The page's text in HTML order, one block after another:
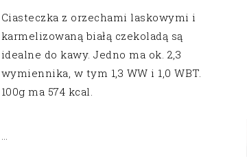
Ciasteczka z orzechami laskowymi i
karmelizowaną białą czekoladą są
idealne do kawy. Jedno ma ok. 2,3
wymiennika, w tym 1,3 WW i 1,0 WBT.
100g ma 574 kcal.
…